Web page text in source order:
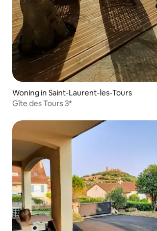
Woning in Saint-Laurent-les-Tours
Gîte des Tours 3*